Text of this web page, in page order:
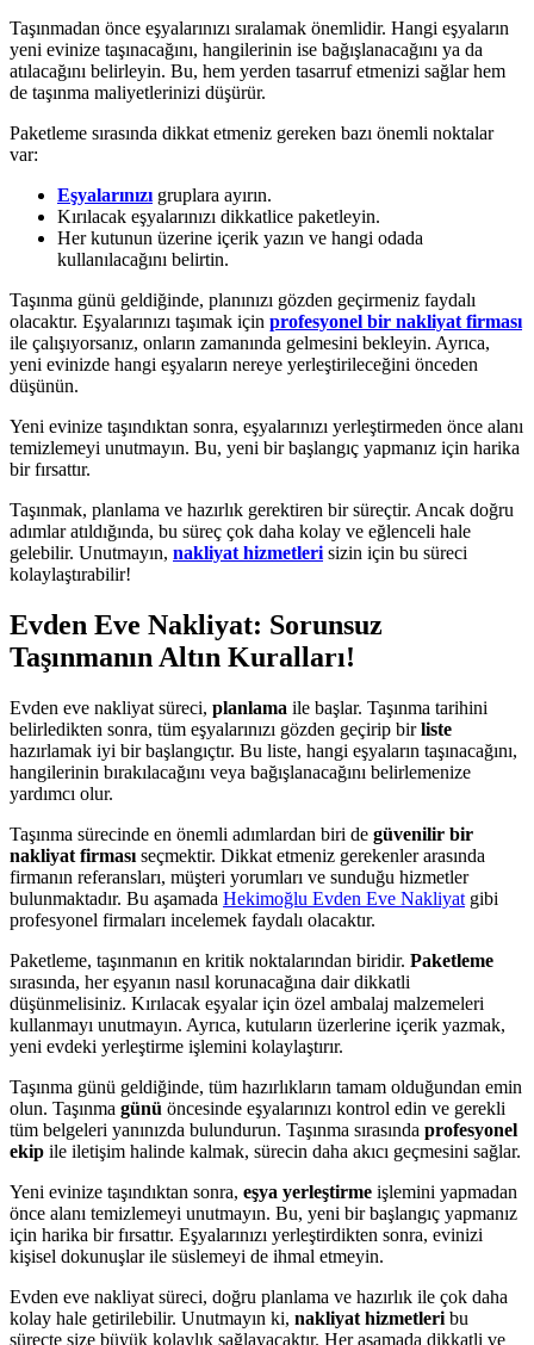
Taşınmadan önce eşyalarınızı sıralamak önemlidir. Hangi eşyaların
yeni evinize taşınacağını, hangilerinin ise bağışlanacağını ya da
atılacağını belirleyin. Bu, hem yerden tasarruf etmenizi sağlar hem
de taşınma maliyetlerinizi düşürür.
Paketleme sırasında dikkat etmeniz gereken bazı önemli noktalar
var:
Eşyalarınızı gruplara ayırın.
Kırılacak eşyalarınızı dikkatlice paketleyin.
Her kutunun üzerine içerik yazın ve hangi odada
kullanılacağını belirtin.
Taşınma günü geldiğinde, planınızı gözden geçirmeniz faydalı
olacaktır. Eşyalarınızı taşımak için profesyonel bir nakliyat firması
ile çalışıyorsanız, onların zamanında gelmesini bekleyin. Ayrıca,
yeni evinizde hangi eşyaların nereye yerleştirileceğini önceden
düşünün.
Yeni evinize taşındıktan sonra, eşyalarınızı yerleştirmeden önce alanı
temizlemeyi unutmayın. Bu, yeni bir başlangıç yapmanız için harika
bir fırsattır.
Taşınmak, planlama ve hazırlık gerektiren bir süreçtir. Ancak doğru
adımlar atıldığında, bu süreç çok daha kolay ve eğlenceli hale
gelebilir. Unutmayın, nakliyat hizmetleri sizin için bu süreci
kolaylaştırabilir!
Evden Eve Nakliyat: Sorunsuz
Taşınmanın Altın Kuralları!
Evden eve nakliyat süreci, planlama ile başlar. Taşınma tarihini
belirledikten sonra, tüm eşyalarınızı gözden geçirip birliste
hazırlamak iyi bir başlangıçtır. Bu liste, hangi eşyaların taşınacağını,
hangilerinin bırakılacağını veya bağışlanacağını belirlemenize
yardımcı olur.
Taşınma sürecinde en önemli adımlardan biri de güvenilir bir
nakliyat firması seçmektir. Dikkat etmeniz gerekenler arasında
firmanın referansları, müşteri yorumları ve sunduğu hizmetler
bulunmaktadır. Bu aşamada Hekimoğlu Evden Eve Nakliyat gibi
profesyonel firmaları incelemek faydalı olacaktır.
Paketleme, taşınmanın en kritik noktalarından biridir. Paketleme
sırasında, her eşyanın nasıl korunacağına dair dikkatli
düşünmelisiniz. Kırılacak eşyalar için özel ambalaj malzemeleri
kullanmayı unutmayın. Ayrıca, kutuların üzerlerine içerik yazmak,
yeni evdeki yerleştirme işlemini kolaylaştırır.
Taşınma günü geldiğinde, tüm hazırlıkların tamam olduğundan emin
olun. Taşınma günü öncesinde eşyalarınızı kontrol edin ve gerekli
tüm belgeleri yanınızda bulundurun. Taşınma sırasında profesyonel
ekip ile iletişim halinde kalmak, sürecin daha akıcı geçmesini sağlar.
Yeni evinize taşındıktan sonra, eşya yerleştirme işlemini yapmadan
önce alanı temizlemeyi unutmayın. Bu, yeni bir başlangıç yapmanız
için harika bir fırsattır. Eşyalarınızı yerleştirdikten sonra, evinizi
kişisel dokunuşlar ile süslemeyi de ihmal etmeyin.
Evden eve nakliyat süreci, doğru planlama ve hazırlık ile çok daha
kolay hale getirilebilir. Unutmayın ki, nakliyat hizmetleri bu
süreçte size büyük kolaylık sağlayacaktır. Her aşamada dikkatli ve